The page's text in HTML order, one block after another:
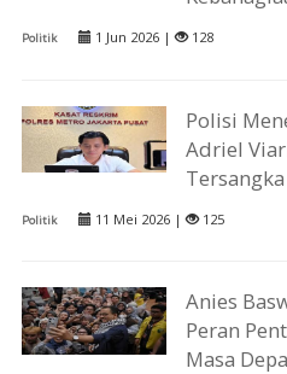
Politik 1 Jun 2026 | 128
Polisi
Adriel
Tersangka
Politik 11 Mei 2026 | 125
Anies
Peran
Masa